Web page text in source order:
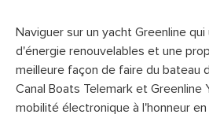
Naviguer sur un yacht Greenline
d'énergie renouvelables et une
meilleure façon de faire du bateau
Canal Boats Telemark et Greenline
mobilité électronique à l'honneur